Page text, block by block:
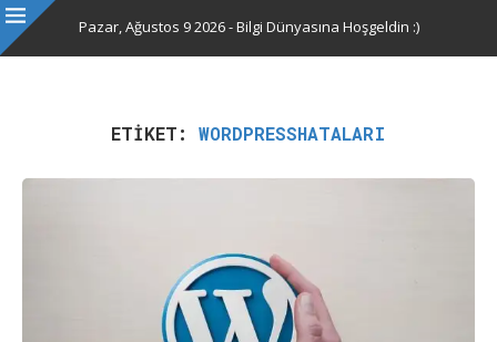
Pazar, Ağustos 9 2026 - Bilgi Dünyasına Hoşgeldin :)
ETIKET: WORDPRESSHATALARI